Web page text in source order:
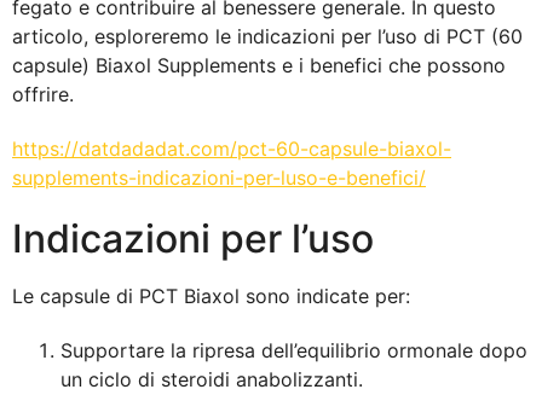
fegato e contribuire al benessere generale. In questo
articolo, esploreremo le indicazioni per l’uso di PCT (60
capsule) Biaxol Supplements e i benefici che possono
offrire.
https://datdadadat.com/pct-60-capsule-biaxol-
supplements-indicazioni-per-luso-e-benefici/
Indicazioni per l’uso
Le capsule di PCT Biaxol sono indicate per:
Supportare la ripresa dell’equilibrio ormonale dopo
un ciclo di steroidi anabolizzanti.